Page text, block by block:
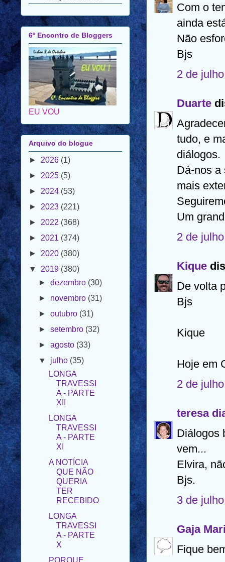
Com o
ainda
Não
Bjs
2 de
Duarte
tudo, e
diálogos.
Dá-nos a
mais
Um
2 de
Kique
De volta
Bjs
Kique
Hoje em
2 de
teresa
Diálogos
vem...
Elvira,
Bjs.
3 de
Gaja
Fique
EU VOU
►2026(1)
►2025(5)
dezembro
novembro
LONGA
TRAVESSI
A - PARTE
XII
LONGA
TRAVESSI
A - PARTE
XI
A NOTÍCIA
QUE NÃO
QUERIA
TER
RECEBIDO
LONGA
TRAVESSI
A - PARTE
X
PORQUE
HOJE É
DOMINGO